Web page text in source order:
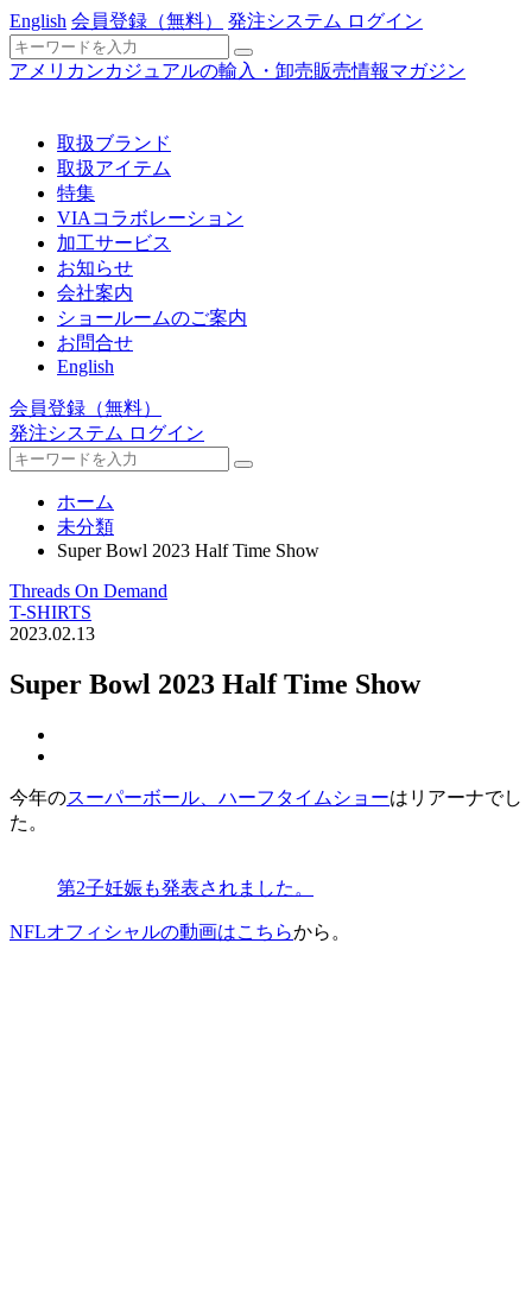
English 会員登録 （無料） 発注システム ログイン
アメリカンカジュアルの輸入・卸売販売情報マガジン
取扱ブランド
取扱アイテム
特集
VIAコラボレーション
加工サービス
お知らせ
会社案内
ショールームのご案内
お問合せ
English
会員登録 （無料）
発注システム ログイン
ホーム
未分類
Super Bowl 2023 Half Time Show
Threads On Demand
T-SHIRTS
2023.02.13
Super Bowl 2023 Half Time Show
今年のスーパーボール ハーフタイムショーはリアーナでし
た。
第2子妊娠も発表されました。
NFLオフィシャルの動画はこちらから。